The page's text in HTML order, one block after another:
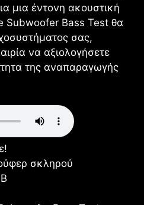
μια έντονη ακουστική
Subwoofer Bass Test θα
σας,
να αξιολογήσετε
της αναπαραγωγής
σκληρού